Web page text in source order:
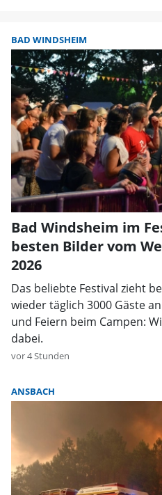
BAD WINDSHEIM
Bad Windsheim im
besten Bilder vom
2026
Das beliebte Festival zieht
wieder täglich 3000 Gäste
und Feiern beim Campen:
dabei.
vor 4 Stunden
ANSBACH